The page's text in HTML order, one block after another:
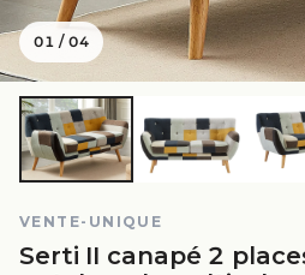
01 /04
VENTE-UNIQUE
Serti II canapé 2